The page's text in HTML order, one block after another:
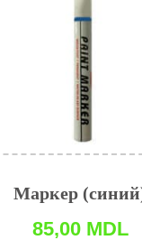
Маркер
85,00 MDL